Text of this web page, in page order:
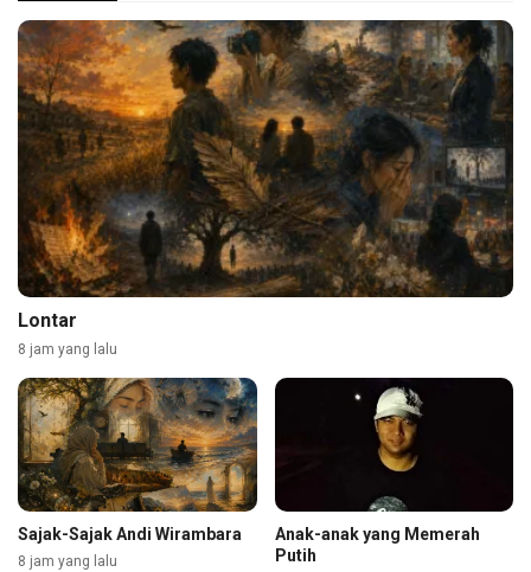
Lontar
8 jam yang lalu
Sajak-Sajak Andi Wirambara
8 jam yang lalu
Anak-anak yang Memerah
Putih